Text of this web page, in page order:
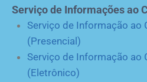
Serviço de Informações ao
Serviço de Informação ao
(Presencial)
Serviço de Informação ao
(Eletrônico)